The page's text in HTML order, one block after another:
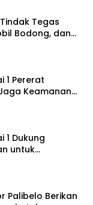
Tegas
Bodong, dan
1 Pererat
Keamanan
1 Dukung
untuk
Indonesia Emas
Palibelo Berikan